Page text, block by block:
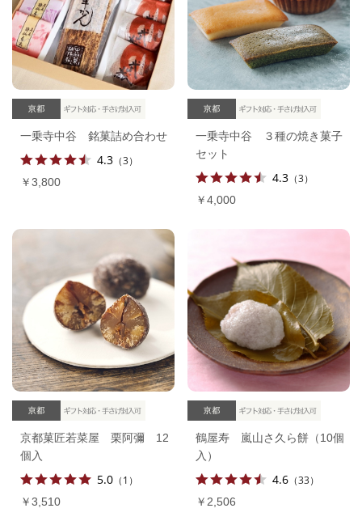
一乗寺中谷 銘菓詰め合わせ
4.3 （3）
￥3,800
一乗寺中谷 ３種の焼き菓子
セット
4.3 （3）
￥4,000
京都菓匠若菜屋 栗阿彌 12
個入
5.0 （1）
￥3,510
鶴屋寿 嵐山さ久ら餅（10個
入）
4.6 （33）
￥2,506